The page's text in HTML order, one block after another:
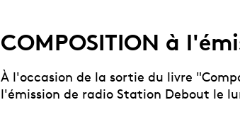
COMPOSITION à
À l'occasion de la sortie du livre
l'émission de radio Station Debout le